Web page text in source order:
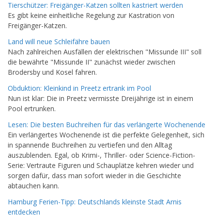
Tierschützer: Freigänger-Katzen sollten kastriert werden
Es gibt keine einheitliche Regelung zur Kastration von
Freigänger-Katzen.
Land will neue Schleifähre bauen
Nach zahlreichen Ausfällen der elektrischen "Missunde III" soll
die bewährte "Missunde II" zunächst wieder zwischen
Brodersby und Kosel fahren.
Obduktion: Kleinkind in Preetz ertrank im Pool
Nun ist klar: Die in Preetz vermisste Dreijährige ist in einem
Pool ertrunken.
Lesen: Die besten Buchreihen für das verlängerte Wochenende
Ein verlängertes Wochenende ist die perfekte Gelegenheit, sich
in spannende Buchreihen zu vertiefen und den Alltag
auszublenden. Egal, ob Krimi-, Thriller- oder Science-Fiction-
Serie: Vertraute Figuren und Schauplätze kehren wieder und
sorgen dafür, dass man sofort wieder in die Geschichte
abtauchen kann.
Hamburg Ferien-Tipp: Deutschlands kleinste Stadt Arnis
entdecken